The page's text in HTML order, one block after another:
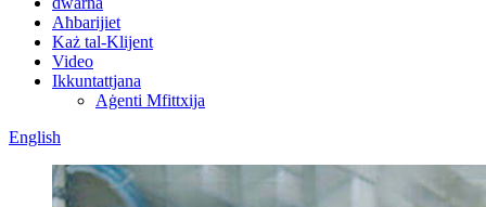
Aħbarijiet
Każ tal-Klijent
Video
Ikkuntattjana
Aġenti Mfittxija
English